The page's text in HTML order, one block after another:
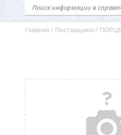
Главная / Поставщики /